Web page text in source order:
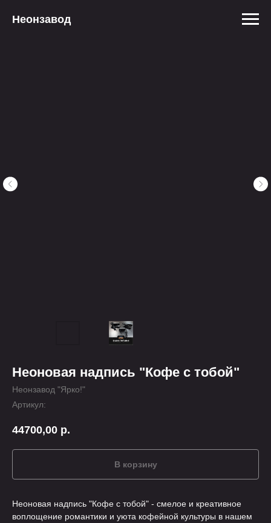
Неонзавод
Неоновая надпись "Кофе с тобой"
Неонзавод "Ярко!"
Артикул:
44700,00 р.
В корзину
Неоновая надпись "Кофе с тобой" - смелое и креативное
воплощение романтики и уюта кофейной культуры в нашем